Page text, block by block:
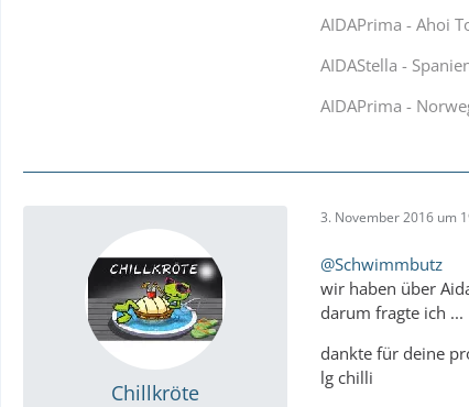
AIDAPrima - Ahoi
AIDAStella -
AIDAPrima -
Chillkröte
3. November 2016 um
@Schwimmbutz
wir haben über
darum fragte ich ...
dankte für deine
lg chilli